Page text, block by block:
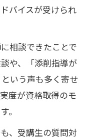
バイスが受けられ
相談できたことで
や、「添削指導が
いう声も多く寄せ
度が資格取得のモ
。
、受講生の質問対